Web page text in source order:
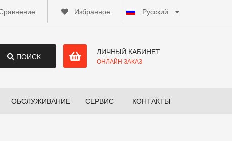
Русский
Избранное
ПОИСК ЛИЧНЫЙ КАБИНЕТ
ОНЛАЙН ЗАКАЗ
ОБСЛУЖИВАНИЕ СЕРВИС КОНТАКТЫ